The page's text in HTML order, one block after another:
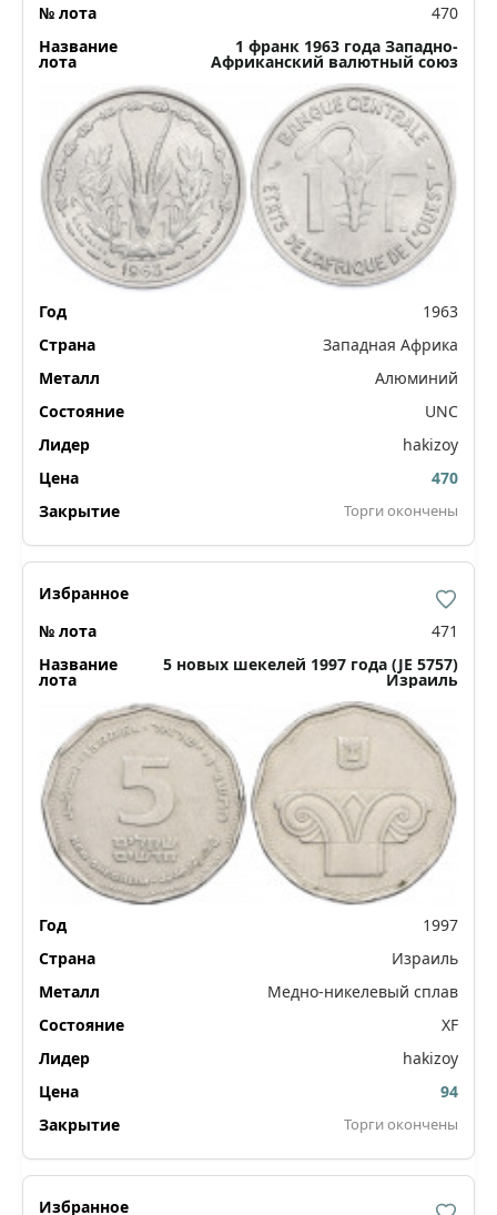
470
1 франк 1963 года Западно-
Африканский валютный союз
1963
Западная Африка
Алюминий
UNC
hakizoy
470
Торги окончены
471
5 новых шекелей 1997 года (JE 5757)
Израиль
1997
Израиль
Медно-никелевый сплав
XF
hakizoy
94
Торги окончены